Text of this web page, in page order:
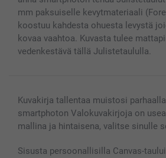
Lahjakortti
Kaikki kuvatuotteet
mm paksuiselle kevytmateriaali
koostuu kahdesta ohuesta levystä
kovaa vaahtoa. Kuvasta tulee
vedenkestävä tällä Julistetaululla.
Kuvakirja tallentaa muistosi
smartphoton Valokuvakirjoja on
mallina ja hintaisena, valitse sinulle
Sisusta persoonallisilla Canvas-